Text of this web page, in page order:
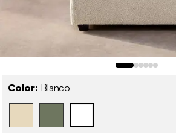
Color: Blanco